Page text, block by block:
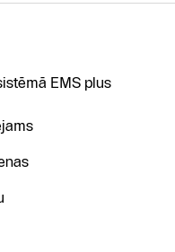
EMS plus